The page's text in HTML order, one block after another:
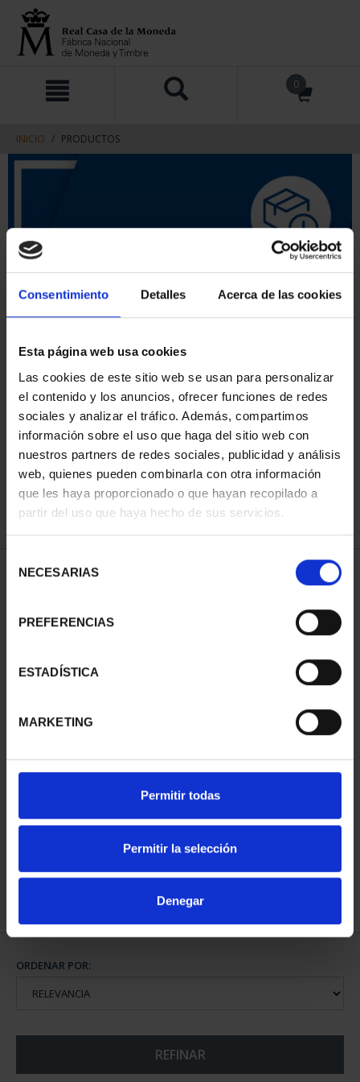
Consentimiento Detalles Acerca de las cookies
Esta página web usa cookies
Las cookies de este sitio web se usan para personalizar
el contenido y los anuncios, ofrecer funciones de redes
sociales y analizar el tráfico. Además, compartimos
información sobre el uso que haga del sitio web con
nuestros partners de redes sociales, publicidad y análisis
web, quienes pueden combinarla con otra información
que les haya proporcionado o que hayan recopilado a
partir del uso que haya hecho de sus servicios.
NECESARIAS
PREFERENCIAS
ESTADÍSTICA
MARKETING
Permitir todas
Permitir la selección
Denegar
contenido
navegacin
0
INICIO PRODUCTOS
ORDENAR POR:
REFINAR
2 Productos encontrados
SUSCRIPCIÓN Hª DEL
COMPLETA
registrados
SUSCRIPCION ANIMALES
PELIGRO EXTINCIÓN
271,04 €
registrados
ORDENAR POR:
REFINAR